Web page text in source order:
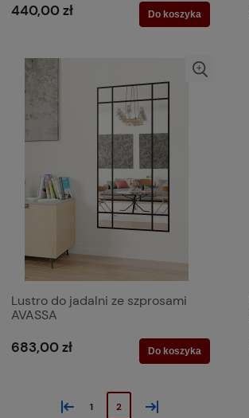
440,00 zł Do koszyka
Lustro do jadalni ze szprosami
AVASSA
683,00 zł Do koszyka
« 1 2 »